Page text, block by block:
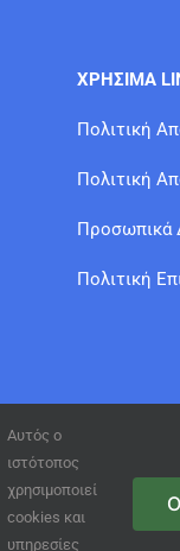
ΧΡΗΣΙΜΑ
Πολιτική
Πολιτική
Προσωπικά
Πολιτική
©
Αυτός ο
ιστότοπος
χρησιμοποιεί
cookies και
υπηρεσίες